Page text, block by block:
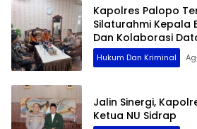
Kapolres Palopo
Silaturahmi Kepala
Dan Kolaborasi
Hukum Dan Kriminal
Jalin Sinergi,
Ketua NU Sidrap